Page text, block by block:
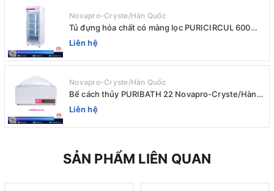
Novapro-Cryste/Hàn Quốc
Tủ đựng hóa chất có màng lọc PURICIRCUL 600
AIRTIGHT Novapro-Cryste/Hàn Quốc
Liên hệ
Novapro-Cryste/Hàn Quốc
Bể cách thủy PURIBATH 22 Novapro-Cryste/Hàn
Quốc
Liên hệ
SẢN PHẨM LIÊN QUAN